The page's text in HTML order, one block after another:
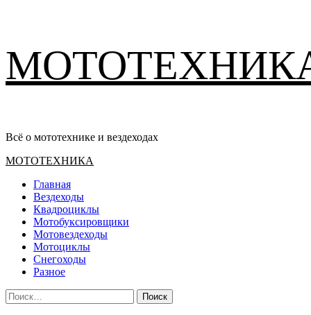
содержимому
Всё о мототехнике и вездеходах
Основное
МОТОТЕХНИКА
Главная
Вездеходы
Квадроциклы
Мотобуксировщики
Мотовездеходы
Мотоциклы
Снегоходы
Разное
Найти: